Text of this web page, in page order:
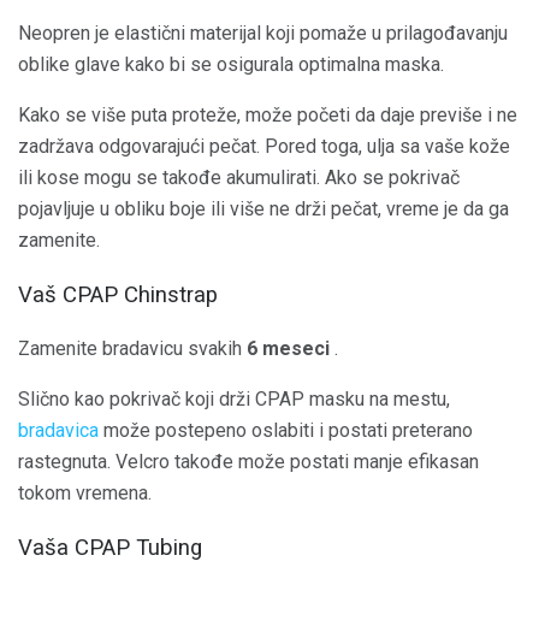
Neopren je elastični materijal koji pomaže u prilagođavanju
oblike glave kako bi se osigurala optimalna maska.
Kako se više puta proteže, može početi da daje previše i ne
zadržava odgovarajući pečat. Pored toga, ulja sa vaše kože
ili kose mogu se takođe akumulirati. Ako se pokrivač
pojavljuje u obliku boje ili više ne drži pečat, vreme je da ga
zamenite.
Vaš CPAP Chinstrap
Zamenite bradavicu svakih 6 meseci .
Slično kao pokrivač koji drži CPAP masku na mestu,
bradavica može postepeno oslabiti i postati preterano
rastegnuta. Velcro takođe može postati manje efikasan
tokom vremena.
Vaša CPAP Tubing